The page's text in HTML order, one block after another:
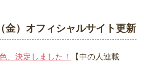
金）オフィシャルサイト更新
、決定しました！
【中の人連載